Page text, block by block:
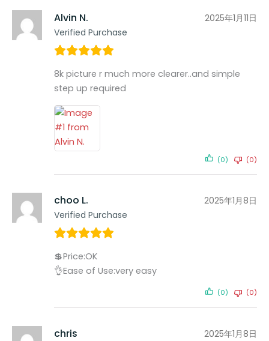
Alvin N.
Verified Purchase
2025年1月11日
8k picture r much more clearer..and simple
step up required
(0) (0)
choo L.
Verified Purchase
2025年1月8日
💲Price:OK
👌Ease of Use:very easy
(0) (0)
chris 2025年1月8日